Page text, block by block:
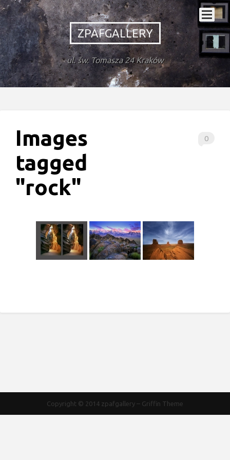
ZPAFGALLERY
ul. św. Tomasza 24 Kraków
0
Images
tagged
"rock"
Copyright © 2014 zpafgallery – Griffin Theme